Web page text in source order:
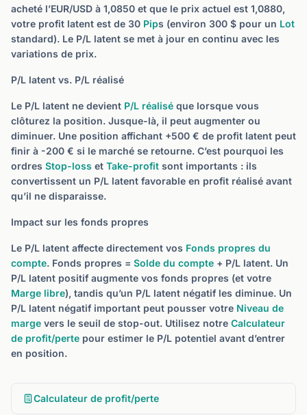
acheté l’EUR/USD à 1,0850 et que le prix actuel est 1,0880,
votre profit latent est de 30 Pips (environ 300 $ pour un Lot
standard). Le P/L latent se met à jour en continu avec les
variations de prix.
P/L latent vs. P/L réalisé
Le P/L latent ne devient P/L réalisé que lorsque vous
clôturez la position. Jusque-là, il peut augmenter ou
diminuer. Une position affichant +500 € de profit latent peut
finir à -200 € si le marché se retourne. C’est pourquoi les
ordres Stop-loss et Take-profit sont importants : ils
convertissent un P/L latent favorable en profit réalisé avant
qu’il ne disparaisse.
Impact sur les fonds propres
Le P/L latent affecte directement vos Fonds propres du
compte. Fonds propres = Solde du compte + P/L latent. Un
P/L latent positif augmente vos fonds propres (et votre
Marge libre), tandis qu’un P/L latent négatif les diminue. Un
P/L latent négatif important peut pousser votre Niveau de
marge vers le seuil de stop-out. Utilisez notre Calculateur
de profit/perte pour estimer le P/L potentiel avant d’entrer
en position.
Calculateur de profit/perte